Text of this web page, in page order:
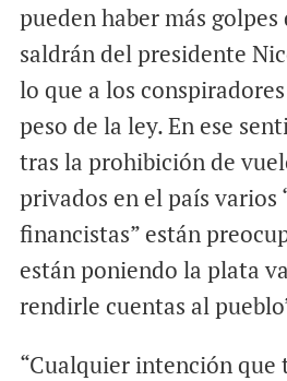
pueden haber más golpes
saldrán del presidente
lo que a los
peso de la ley. En ese
tras la prohibición de
privados en el país varios
financistas” están
están poniendo la plata
rendirle cuentas al
“Cualquier intención que